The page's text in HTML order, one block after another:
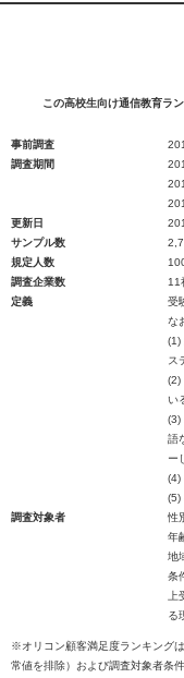
この高校生向け通信教育ラ
事前調査
調査期間
更新日
サンプル数
規定人数
調査企業数
11
定義
受
な
(1)
ス
(2)
い
(3)
語
ー
(4)
(5)
調査対象者
性
年
地
条
る
※オリコン顧客満足度ランキング
常値を排除）および調査対象者条